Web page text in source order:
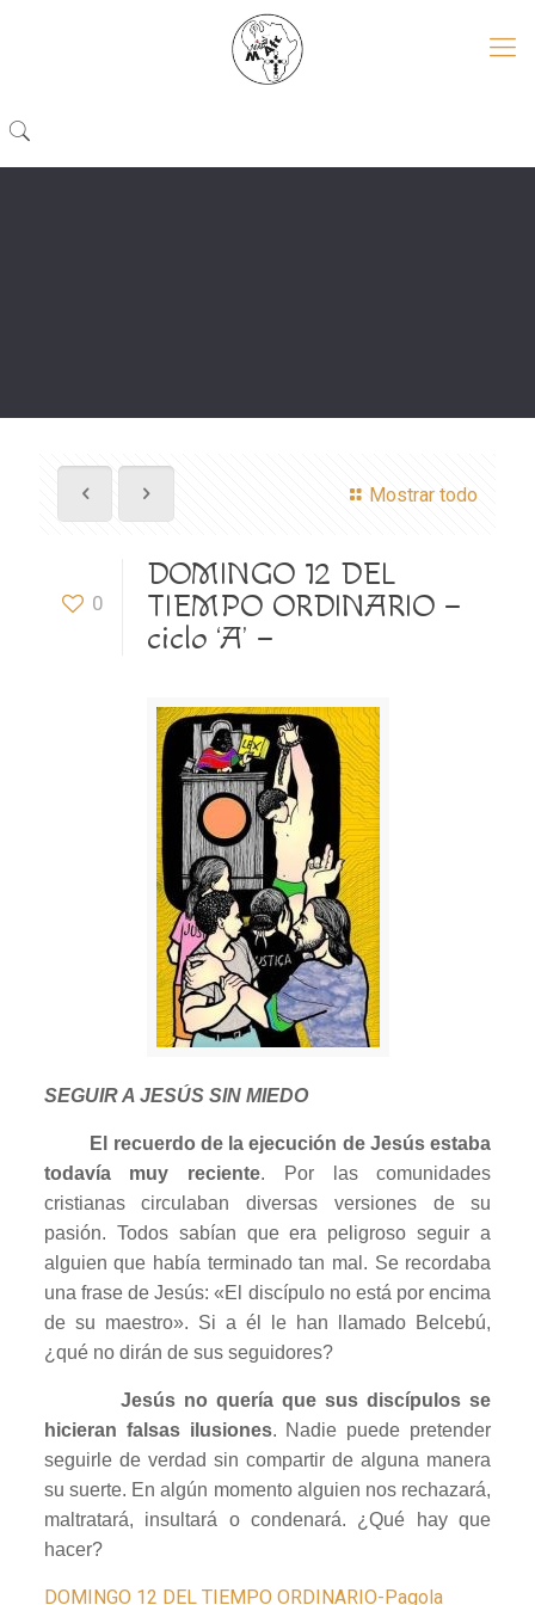
Mostrar todo
0
DOMINGO 12 DEL
TIEMPO ORDINARIO –
ciclo ‘A’ –
SEGUIR A JESÚS SIN MIEDO
El recuerdo de la ejecución de Jesús estaba
todavía muy reciente. Por las comunidades
cristianas circulaban diversas versiones de su
pasión. Todos sabían que era peligroso seguir a
alguien que había terminado tan mal. Se recordaba
una frase de Jesús: «El discípulo no está por encima
de su maestro». Si a él le han llamado Belcebú,
¿qué no dirán de sus seguidores?
Jesús no quería que sus discípulos se
hicieran falsas ilusiones. Nadie puede pretender
seguirle de verdad sin compartir de alguna manera
su suerte. En algún momento alguien nos rechazará,
maltratará, insultará o condenará. ¿Qué hay que
hacer?
DOMINGO 12 DEL TIEMPO ORDINARIO-Pagola